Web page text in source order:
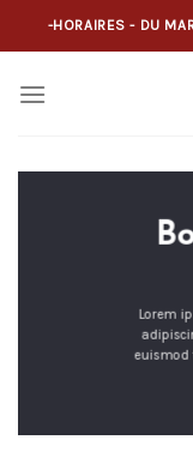
-HORAIRES - DU
Lorem
euismod